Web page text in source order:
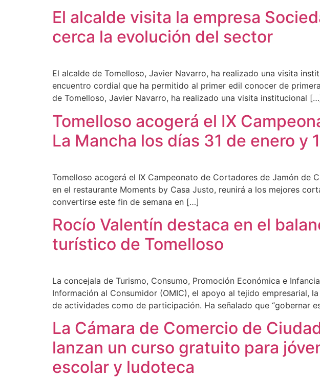
El alcalde visita la empresa
cerca la evolución del sector
El alcalde de Tomelloso, Javier Navarro, ha realizado una visita
encuentro cordial que ha permitido al primer edil conocer de
de Tomelloso, Javier Navarro, ha realizado una visita institucional
Tomelloso acogerá el IX
La Mancha los días 31 de enero y
Tomelloso acogerá el IX Campeonato de Cortadores de Jamón de
en el restaurante Moments by Casa Justo, reunirá a los mejores
convertirse este fin de semana en […]
Rocío Valentín destaca en el
turístico de Tomelloso
La concejala de Turismo, Consumo, Promoción Económica e
Información al Consumidor (OMIC), el apoyo al tejido empresarial,
de actividades como de participación. Ha señalado que “gobernar
La Cámara de Comercio de
lanzan un curso gratuito para
escolar y ludoteca